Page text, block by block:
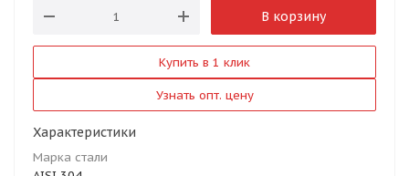
В корзину
Купить в 1 клик
Узнать опт. цену
Характеристики
Марка стали